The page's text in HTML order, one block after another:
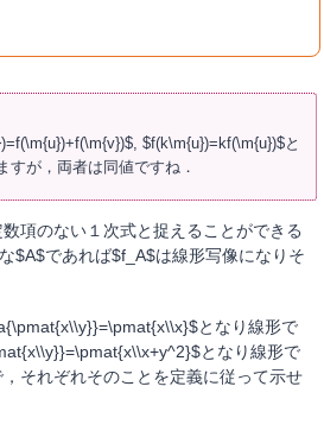
$f(k\m{u})=kf(\m{u})$と
すが，両者は同値ですね．
項のない１次式と捉えることができる
$A$であれば$f_A$は線形写像になりそ
となり線形で
となり線形で
それぞれそのことを定義に従って示せ